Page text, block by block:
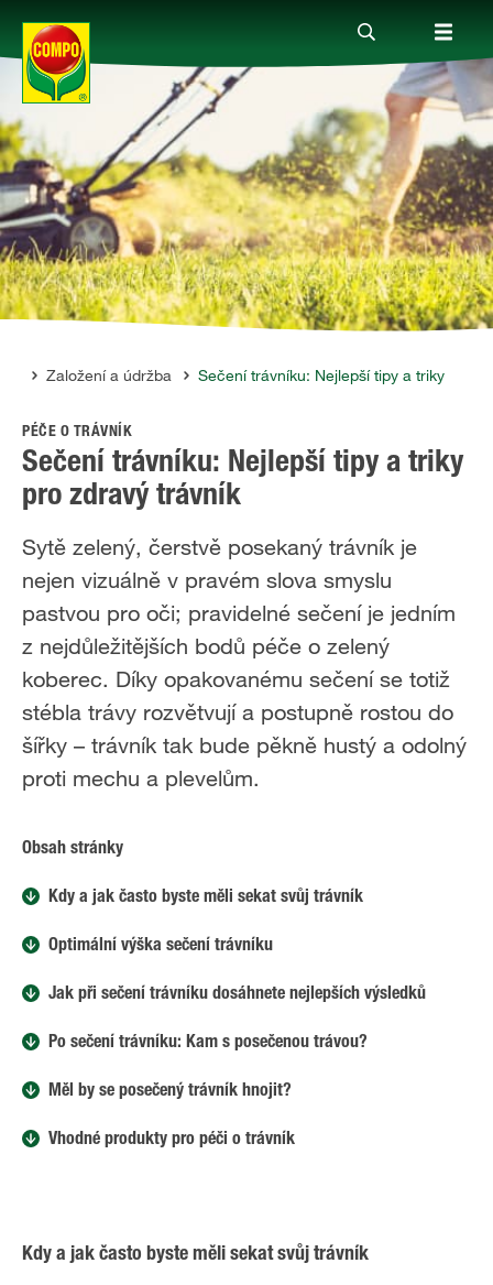
Produkty
Rady a tipy
Témata
Kde koupit
Společnost
Založení a údržba Sečení trávníku: Nejlepší tipy a triky
PÉČE O TRÁVNÍK
Sečení trávníku: Nejlepší tipy a triky
pro zdravý trávník
Sytě zelený, čerstvě posekaný trávník je
nejen vizuálně v pravém slova smyslu
pastvou pro oči; pravidelné sečení je jedním
z nejdůležitějších bodů péče o zelený
koberec. Díky opakovanému sečení se totiž
stébla trávy rozvětvují a postupně rostou do
šířky – trávník tak bude pěkně hustý a odolný
proti mechu a plevelům.
Obsah stránky
Kdy a jak často byste měli sekat svůj trávník
Optimální výška sečení trávníku
Jak při sečení trávníku dosáhnete nejlepších výsledků
Po sečení trávníku: Kam s posečenou trávou?
Měl by se posečený trávník hnojit?
Vhodné produkty pro péči o trávník
Kdy a jak často byste měli sekat svůj trávník